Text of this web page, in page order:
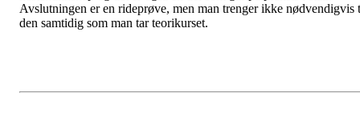
Avslutningen er en rideprøve, men man trenger ikke nødvendigvis
den samtidig som man tar teorikurset.